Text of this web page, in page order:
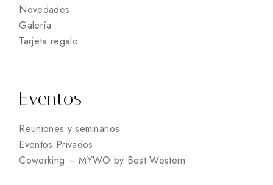
Novedades
Galería
Tarjeta regalo
Eventos
Reuniones y seminarios
Eventos Privados
Coworking – MYWO by Best Western